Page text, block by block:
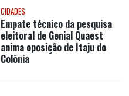
CIDADES
Empate técnico da pesquisa
eleitoral de Genial Quaest
anima oposição de Itaju do
Colônia